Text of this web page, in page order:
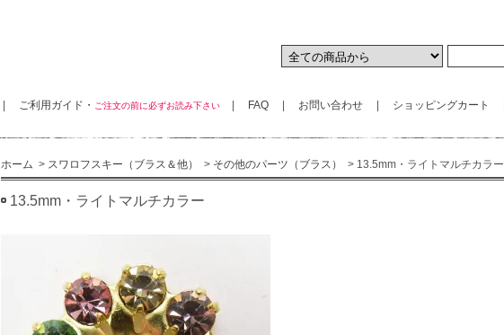
ご利用ガイド・ ご注文の前に必ずお読み下さい FAQ お問い合わせ ショッピングカート
ホーム > スワロフスキー（ブラス＆他） > その他のパーツ（ブラス） > 13.5mm・ライトマルチカラー
13.5mm・ライトマルチカラー